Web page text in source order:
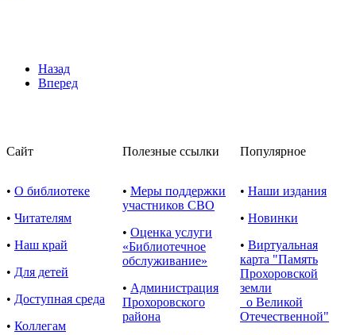
Назад
Вперед
Сайт Полезные ссылки Популярное
• О библиотеке
• Читателям
• Наш край
• Для детей
• Доступная среда
• Коллегам
• Меры поддержки
участников СВО
• Оценка услуги
«Библиотечное
обслуживание»
• Администрация
Прохоровского
района
• Наши издания
• Новинки
• Виртуальная
карта "Память
Прохоровской
земли
о Великой
Отечественной"